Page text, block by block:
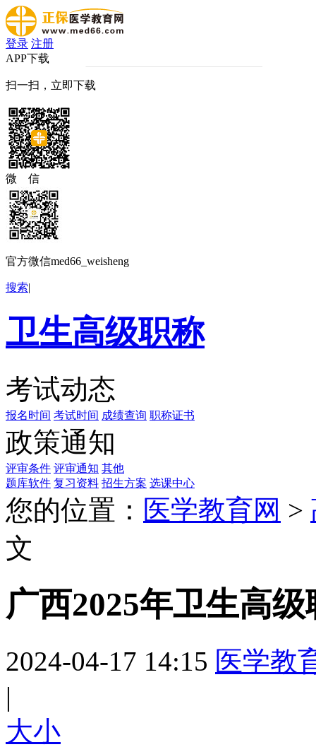
登录 注册
APP下载
扫一扫，立即下载
微 信
官方微信med66_weisheng
搜索|
卫生高级职称
考试动态
报名时间 考试时间 成绩查询 职称证书
政策通知
评审条件 评审通知 其他
题库软件 复习资料 招生方案 选课中心
您的位置： 医学教育网 >
文
广西2025年卫生高
2024-04-17 14:15 医学教
|
大小